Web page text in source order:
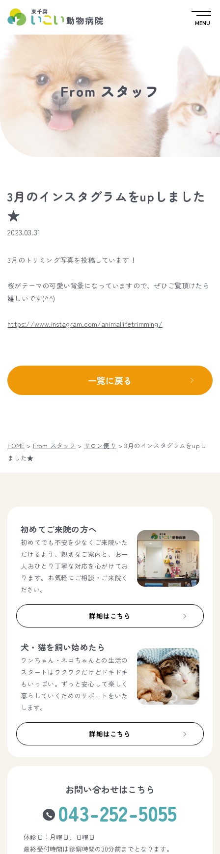
MENU
From スタッフ
3月のインスタグラムをupしました
★
2023.03.31
3月のトリミング写真を投稿しています！
桜がテーマの可愛い背景になっていますので、ぜひご覧頂けたら
嬉しいです(^^)
https://www.instagram.com/animallifetrimming/
一覧に戻る
HOME > From スタッフ > サロン便り >3月のインスタグラムをupし
ました★
初めてご来院の方へ
初めてでも不安を少なくご来院いた
だけるよう、親切なご案内と、お一
人おひとり丁寧な対応を心がけてお
ります。お気軽にご相談・ご来院く
ださい。
詳細はこちら
犬・猫を飼い始めたら
ワンちゃん・ネコちゃんとの生活の
スタートはワクワクだけどドキドキ
もいっぱい。ずっと安心して楽しく
暮らしていくためのサポートをいた
します。
詳細はこちら
お問い合わせはこちら
043-252-5055
休診日：月曜日、日曜日
最終受付時間は診察時間の30分前までとなります。